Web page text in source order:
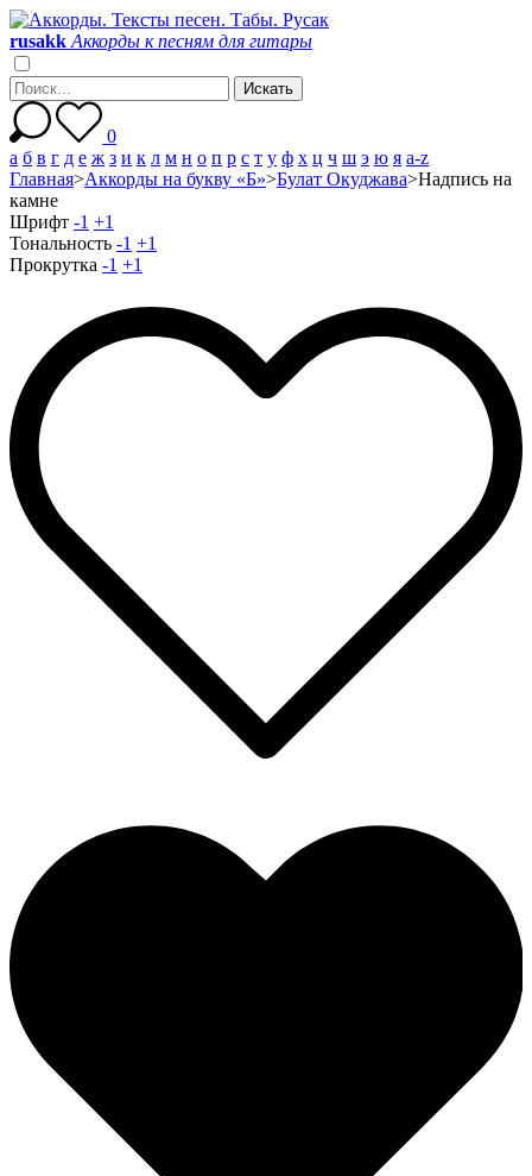
rusakk Аккорды к песням для гитары
0
а б в г д е ж з и к л м н о п р с т у ф х ц ч ш э ю я a-z
Главная>Аккорды на букву «Б»>Булат Окуджава>Надпись на
камне
Шрифт -1 +1
Тональность -1 +1
Прокрутка -1 +1